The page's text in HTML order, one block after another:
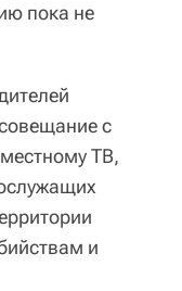
пока не
с
ТВ,
и